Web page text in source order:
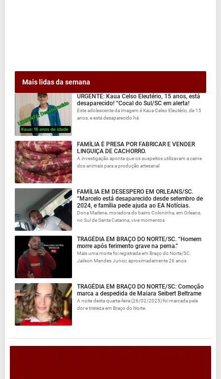
Mais lidas da semana
URGENTE: Kaua Celso Eleutério, 15 anos, está
desaparecido! “Cocal do Sul/SC em alerta!
Este adolescente da imagem é Kaua Celso Eleutério, de 15
anos, e está desaparecido há
FAMÍLIA É PRESA POR FABRICAR E VENDER
LINGUIÇA DE CACHORRO.
A investigação aponta que os suspeitos utilizavam a carne
dos animais para a produção artesanal
FAMÍLIA EM DESESPERO EM ORLEANS/SC.
“Marcelo está desaparecido desde setembro de
2024, e família pede ajuda ao EA Notícias.
Dona Marlene, moradora do bairro Coloninha, em Orleans,
no Sul de Santa Catarina, vive momentos
TRAGÉDIA EM BRAÇO DO NORTE/SC. “Homem
morre após ferimento grave na perna.”
Mais uma morte foi registrada em Braço do Norte/SC.
Jailson Mendes Junior, aproximadamente 26 anos
TRAGÉDIA EM BRAÇO DO NORTE/SC: Comoção
marca a despedida de Maiara Seibert Beltrame
A noite desta quarta-feira (26/02/2025) foi marcada pela
dor e tristeza em Braço do Norte.